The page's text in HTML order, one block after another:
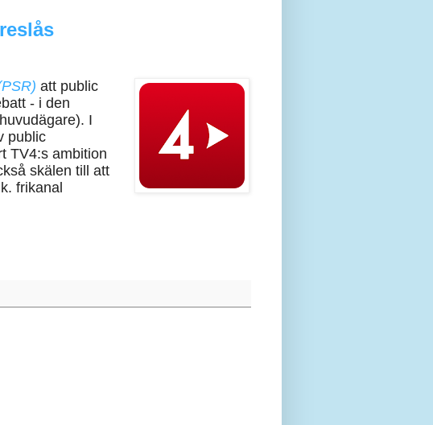
att public
- i den
I
public
TV4:s ambition
skälen till att
frikanal